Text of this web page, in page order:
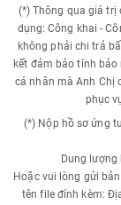
(*) Thông qua giá trị
dụng: Công khai -
không phải chi trả
kết đảm bảo tính
cá nhân mà Anh Chị
phục
(*) Nộp hồ sơ ứng
Dung
Hoặc vui lòng gửi
tên file đính kèm: